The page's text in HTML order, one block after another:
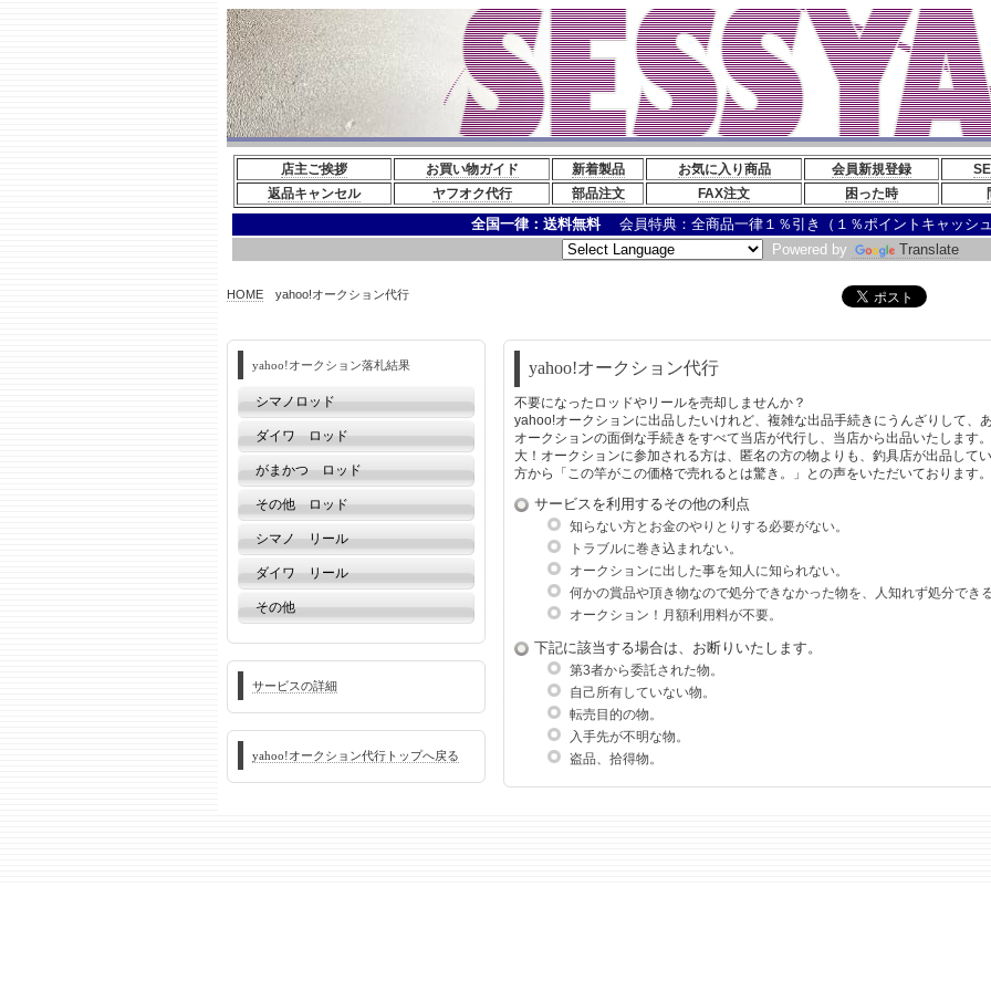
店主ご挨拶 お買い物ガイド 新着製品 お気に入り商品 会員新規登録
返品キャンセル
ヤフオク代行 部品注文 FAX注文 困った時
全国一律：送料無料会員特典：全商品一律１％引き（１％ポイントキャッシ
Powered by
Translate
HOME yahoo!オークション代行
yahoo!オークション代行
不要になったロッドやリールを売却しませんか？
yahoo!オークションに出品したいけれど、複雑な出品手続きにうんざりして、
オークションの面倒な手続きをすべて当店が代行し、当店から出品いたします
大！オークションに参加される方は、匿名の方の物よりも、釣具店が出品して
方から「この竿がこの価格で売れるとは驚き。」との声をいただいております。
サービスを利用するその他の利点
知らない方とお金のやりとりする必要がない。
トラブルに巻き込まれない。
オークションに出した事を知人に知られない。
何かの賞品や頂き物なので処分できなかった物を、人知れず処分でき
オークション！月額利用料が不要。
下記に該当する場合は、お断りいたします。
第3者から委託された物。
自己所有していない物。
転売目的の物。
入手先が不明な物。
盗品、拾得物。
yahoo!オークション落札結果
シマノロッド
ダイワ ロッド
がまかつ ロッド
その他 ロッド
シマノ リール
ダイワ リール
その他
サービスの詳細
yahoo!オークション代行トップへ戻る